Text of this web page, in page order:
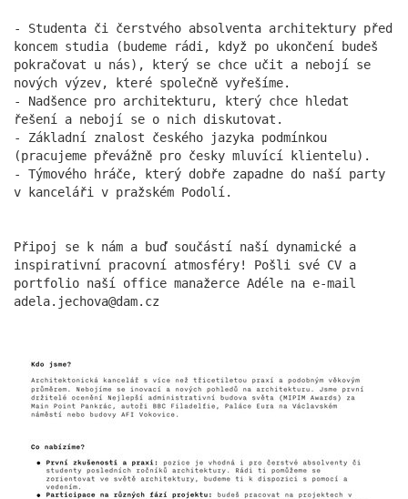
Již od roku 2010 stojí v pražské Michli budova BBC
Filafelfie. Se svými 17 nadzemními podlažími a
atraktivním designem tvoří dominantu celého
komplexu Brumlovka a bezesporu patří mezi
nejvisibilnější stavby naší kanceláře.
více
Statek Dobřichovice je
součástí TOP STAVBY ČR
24.07.2025
citlivkou práci s historickou stopou a soudobou
architekturou ve venkovském kontextu.
více
- Studenta či čerstvého absolventa architektury před
koncem studia (budeme rádi, když po ukončení budeš
pokračovat u nás), který se chce učit a nebojí se
nových výzev, které společně vyřešíme.
- Nadšence pro architekturu, který chce hledat
řešení a nebojí se o nich diskutovat.
- Základní znalost českého jazyka podmínkou
(pracujeme převážně pro česky mluvící klientelu).
- Týmového hráče, který dobře zapadne do naší party
v kanceláři v pražském Podolí.
Připoj se k nám a buď součástí naší dynamické a
inspirativní pracovní atmosféry! Pošli své CV a
portfolio naší office manažerce Adéle na e-mail
adela.jechova@dam.cz